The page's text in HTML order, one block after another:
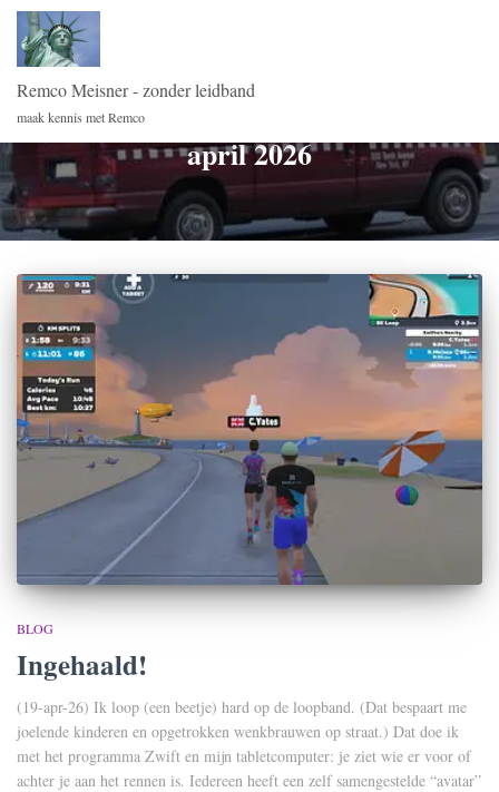
Remco Meisner - zonder leidband
maak kennis met Remco
april 2026
BLOG
Ingehaald!
(19-apr-26) Ik loop (een beetje) hard op de loopband. (Dat bespaart me
joelende kinderen en opgetrokken wenkbrauwen op straat.) Dat doe ik
met het programma Zwift en mijn tabletcomputer: je ziet wie er voor of
achter je aan het rennen is. Iedereen heeft een zelf samengestelde “avatar”